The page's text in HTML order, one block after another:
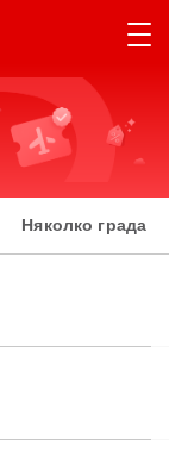
Няколко града